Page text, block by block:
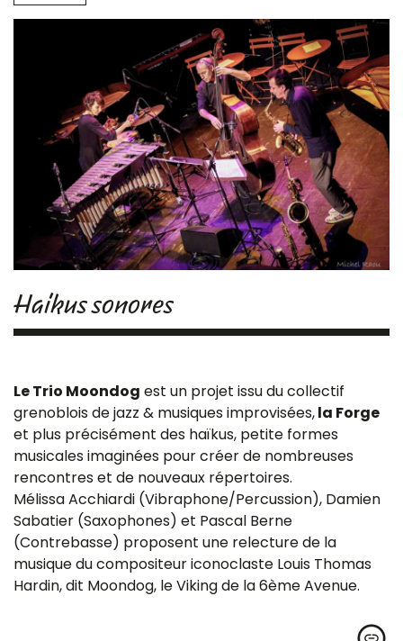
Haikus sonores
Le Trio Moondog est un projet issu du collectif
grenoblois de jazz & musiques improvisées,la Forge
et plus précisément des haïkus, petite formes
musicales imaginées pour créer de nombreuses
rencontres et de nouveaux répertoires.
Mélissa Acchiardi (Vibraphone/Percussion), Damien
Sabatier (Saxophones) et Pascal Berne
(Contrebasse) proposent une relecture de la
musique du compositeur iconoclaste Louis Thomas
Hardin, dit Moondog, le Viking de la 6ème Avenue.